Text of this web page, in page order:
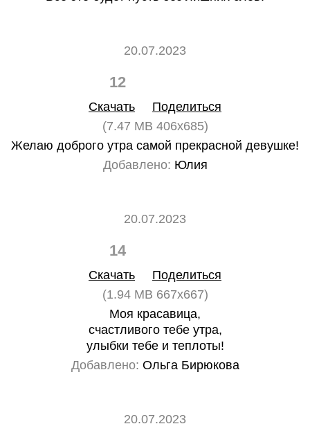
20.07.2023
12
Скачать
Поделиться
(7.47 MB 406x685)
Желаю доброго утра самой прекрасной девушке!
Добавлено: Юлия
20.07.2023
14
Скачать
Поделиться
(1.94 MB 667x667)
Моя красавица,
счастливого тебе утра,
улыбки тебе и теплоты!
Добавлено: Ольга Бирюкова
20.07.2023